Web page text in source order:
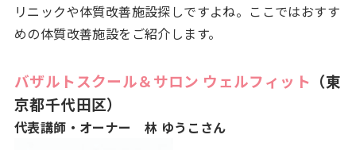
リニックや体質改善施設探しですよね。ここではおすす
めの体質改善施設をご紹介します。
バザルトスクール＆サロン ウェルフィット （東
京都千代田区）
代表講師・オーナー 林 ゆうこさん